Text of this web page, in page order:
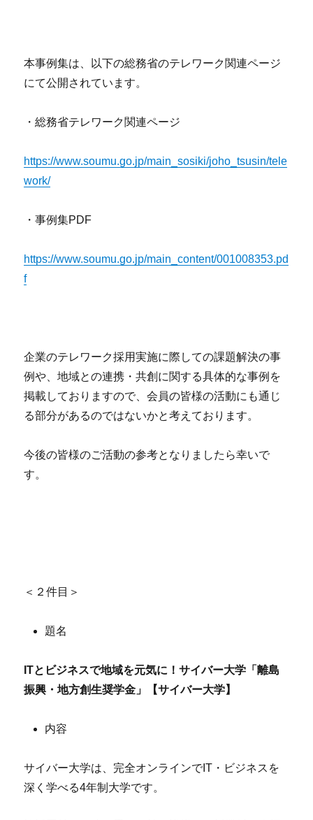
本事例集は、以下の総務省のテレワーク関連ページ
にて公開されています。
・総務省テレワーク関連ページ
https://www.soumu.go.jp/main_sosiki/joho_tsusin/tele
work/
・事例集PDF
https://www.soumu.go.jp/main_content/001008353.pd
f
企業のテレワーク採用実施に際しての課題解決の事
例や、地域との連携・共創に関する具体的な事例を
掲載しておりますので、会員の皆様の活動にも通じ
る部分があるのではないかと考えております。
今後の皆様のご活動の参考となりましたら幸いで
す。
＜２件目＞
題名
ITとビジネスで地域を元気に！サイバー大学「離島
振興・地方創生奨学金」【サイバー大学】
内容
サイバー大学は、完全オンラインでIT・ビジネスを
深く学べる4年制大学です。